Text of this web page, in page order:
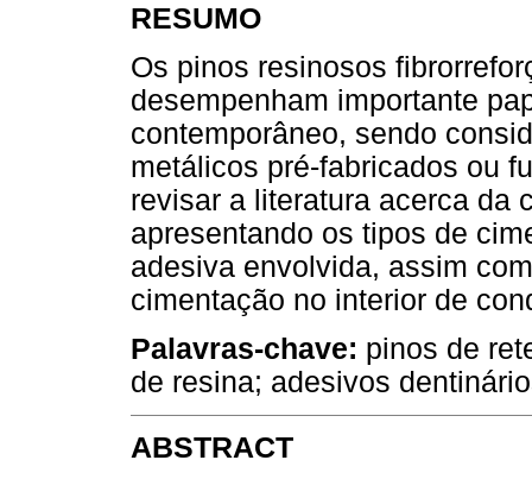
RESUMO
Os pinos resinosos
desempenham importante
contemporâneo, sendo
metálicos pré-fabricados ou
revisar a literatura acerca da
apresentando os tipos de
adesiva envolvida, assim
cimentação no interior de
Palavras-chave: pinos de
de resina; adesivos
ABSTRACT